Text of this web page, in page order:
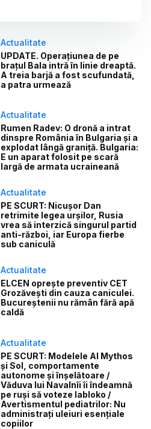
Actualitate
UPDATE. Operațiunea de pe
brațul Bala intră în linie dreaptă.
A treia barjă a fost scufundată,
a patra urmează
Actualitate
Rumen Radev: O dronă a intrat
dinspre România în Bulgaria și a
explodat lângă graniță. Bulgaria:
E un aparat folosit pe scară
largă de armata ucraineană
Actualitate
PE SCURT: Nicușor Dan
retrimite legea urșilor, Rusia
vrea să interzică singurul partid
anti-război, iar Europa fierbe
sub caniculă
Actualitate
ELCEN oprește preventiv CET
Grozăvești din cauza caniculei.
Bucureștenii nu rămân fără apă
caldă
Actualitate
PE SCURT: Modelele AI Mythos
și Sol, comportamente
autonome și înșelătoare /
Văduva lui Navalnîi îi îndeamnă
pe ruși să voteze Iabloko /
Avertismentul pediatrilor: Nu
administrați uleiuri esențiale
copiilor